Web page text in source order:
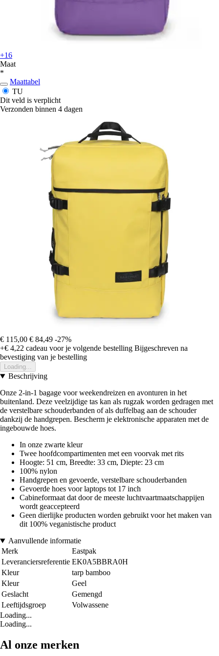
+16
Maat
*
Maattabel
TU
Dit veld is verplicht
Verzonden binnen 4 dagen
€ 115,00 € 84,49 -27%
+€ 4,22 cadeau voor je volgende bestelling Bijgeschreven na
bevestiging van je bestelling
Loading...
Beschrijving
Onze 2-in-1 bagage voor weekendreizen en avonturen in het
buitenland. Deze veelzijdige tas kan als rugzak worden gedragen met
de verstelbare schouderbanden of als duffelbag aan de schouder
dankzij de handgrepen. Bescherm je elektronische apparaten met de
ingebouwde hoes.
In onze zwarte kleur
Twee hoofdcompartimenten met een voorvak met rits
Hoogte: 51 cm, Breedte: 33 cm, Diepte: 23 cm
100% nylon
Handgrepen en gevoerde, verstelbare schouderbanden
Gevoerde hoes voor laptops tot 17 inch
Cabineformaat dat door de meeste luchtvaartmaatschappijen
wordt geaccepteerd
Geen dierlijke producten worden gebruikt voor het maken van
dit 100% veganistische product
Aanvullende informatie
Merk
Eastpak
Leveranciersreferentie EK0A5BBRA0H
Kleur
tarp bamboo
Kleur
Geel
Geslacht
Gemengd
Leeftijdsgroep
Volwassene
Loading...
Loading...
Al onze merken